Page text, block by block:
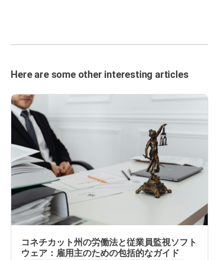
Here are some other interesting articles
コネチカット州の労働法と従業員監視ソフト
ウェア：雇用主のための包括的なガイド